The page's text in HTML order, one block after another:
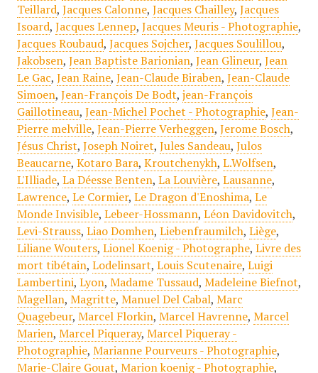
Teillard, Jacques Calonne, Jacques Chailley, Jacques
Isoard, Jacques Lennep, Jacques Meuris - Photographie,
Jacques Roubaud, Jacques Sojcher, Jacques Soulillou,
Jakobsen, Jean Baptiste Barionian, Jean Glineur, Jean
Le Gac, Jean Raine, Jean-Claude Biraben, Jean-Claude
Simoen, Jean-François De Bodt, jean-François
Gaillotineau, Jean-Michel Pochet - Photographie, Jean-
Pierre melville, Jean-Pierre Verheggen, Jerome Bosch,
Jésus Christ, Joseph Noiret, Jules Sandeau, Julos
Beaucarne, Kotaro Bara, Kroutchenykh, L.Wolfsen,
L'Illiade, La Déesse Benten, La Louvière, Lausanne,
Lawrence, Le Cormier, Le Dragon d'Enoshima, Le
Monde Invisible, Lebeer-Hossmann, Léon Davidovitch,
Levi-Strauss, Liao Domhen, Liebenfraumilch, Liège,
Liliane Wouters, Lionel Koenig - Photographe, Livre des
mort tibétain, Lodelinsart, Louis Scutenaire, Luigi
Lambertini, Lyon, Madame Tussaud, Madeleine Biefnot,
Magellan, Magritte, Manuel Del Cabal, Marc
Quagebeur, Marcel Florkin, Marcel Havrenne, Marcel
Marien, Marcel Piqueray, Marcel Piqueray -
Photographie, Marianne Pourveurs - Photographie,
Marie-Claire Gouat, Marion koenig - Photographie,